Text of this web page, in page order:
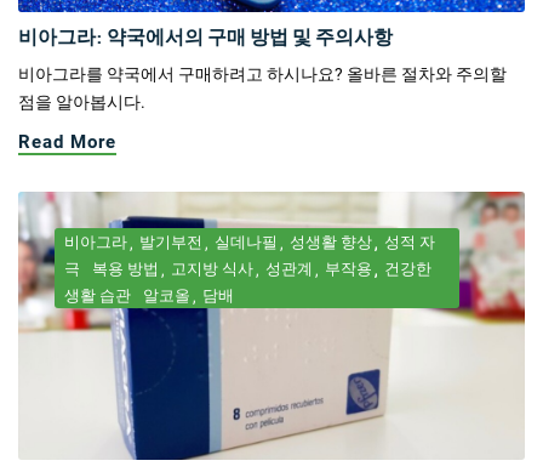
비아그라: 약국에서의 구매 방법 및 주의사항
비아그라를 약국에서 구매하려고 하시나요? 올바른 절차와 주의할
점을 알아봅시다.
Read More
비아그라 발기부전 실데나필 성생활 향상
성적 자
극
복용 방법 고지방 식사 성관계 부작용
건강한
생활 습관
알코올 담배